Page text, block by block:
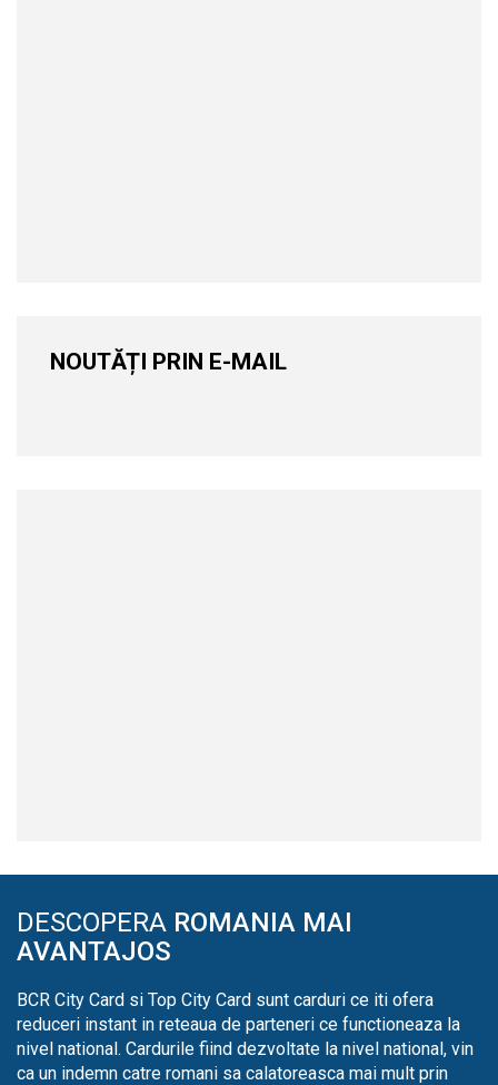
NOUTĂȚI PRIN E-MAIL
DESCOPERA ROMANIA MAI
AVANTAJOS
BCR City Card si Top City Card sunt carduri ce iti ofera
reduceri instant in reteaua de parteneri ce functioneaza la
nivel national. Cardurile fiind dezvoltate la nivel national, vin
ca un indemn catre romani sa calatoreasca mai mult prin